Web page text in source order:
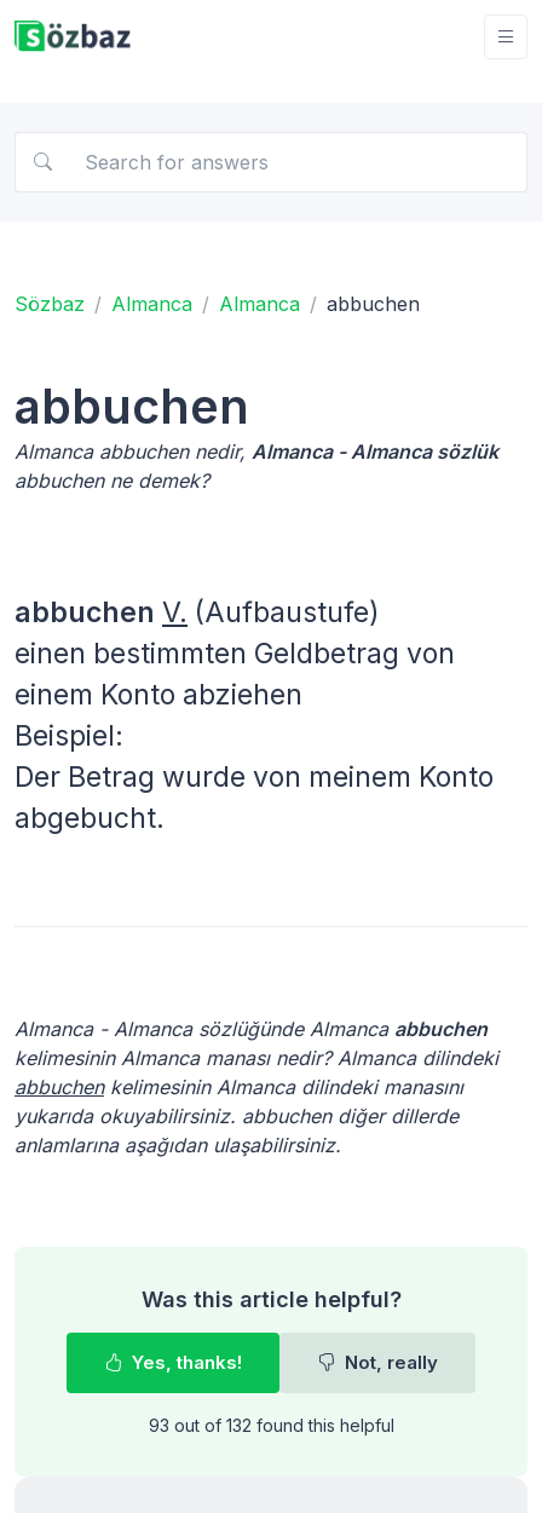
Sözbaz Almanca Almanca abbuchen
abbuchen
Almanca abbuchen nedir, Almanca - Almanca sözlük
abbuchen ne demek?
abbuchen V. (Aufbaustufe)
einen bestimmten Geldbetrag von
einem Konto abziehen
Beispiel:
Der Betrag wurde von meinem Konto
abgebucht.
Almanca - Almanca sözlüğünde Almanca abbuchen
kelimesinin Almanca manası nedir? Almanca dilindeki
abbuchenkelimesinin Almanca dilindeki manasını
yukarıda okuyabilirsiniz. abbuchen diğer dillerde
anlamlarına aşağıdan ulaşabilirsiniz.
Was this article helpful?
Yes, thanks! Not, really
93 out of 132 found this helpful